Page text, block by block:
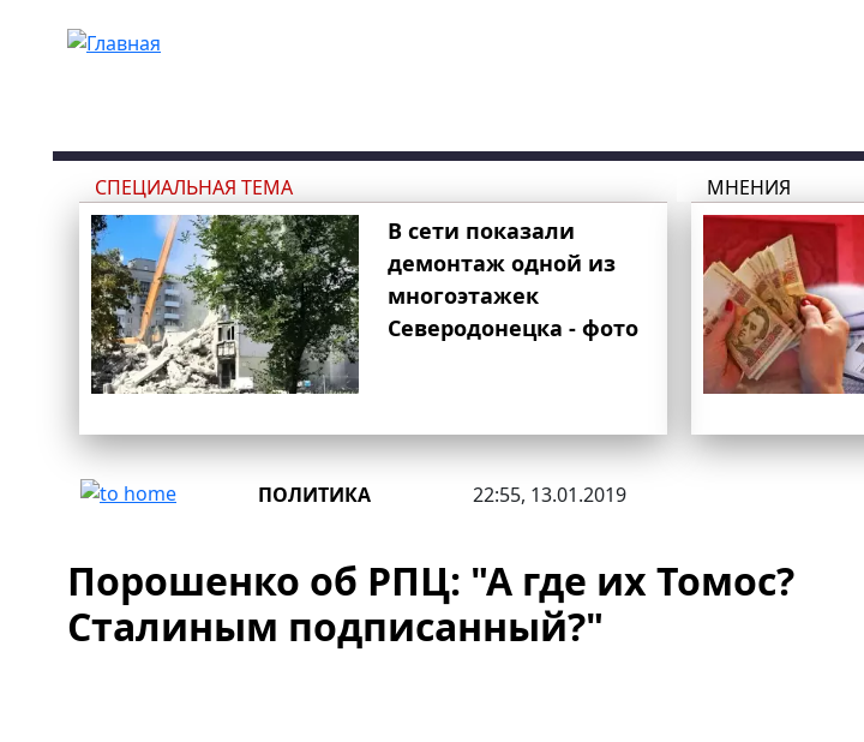
СПЕЦИАЛЬНАЯ ТЕМА
В сети показали
демонтаж одной из
многоэтажек
Северодонецка - фото
МНЕНИЯ
ПОЛИТИКА 22:55, 13.01.2019
Порошенко об РПЦ: "А где их Томос?
Сталиным подписанный?"